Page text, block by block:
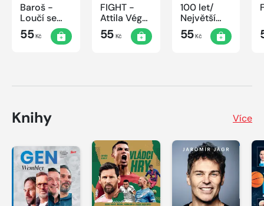
Baroš -
Loučí se
dravec
55Kč
FIGHT -
Attila Végh
vs. Karlos
Vémola
55Kč
100 let/
Největší
okamžiky
českého
55Kč
Knihy Více